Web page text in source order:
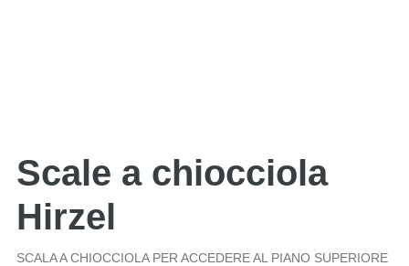
Scale a chiocciola
Hirzel
SCALA A CHIOCCIOLA PER ACCEDERE AL PIANO SUPERIORE